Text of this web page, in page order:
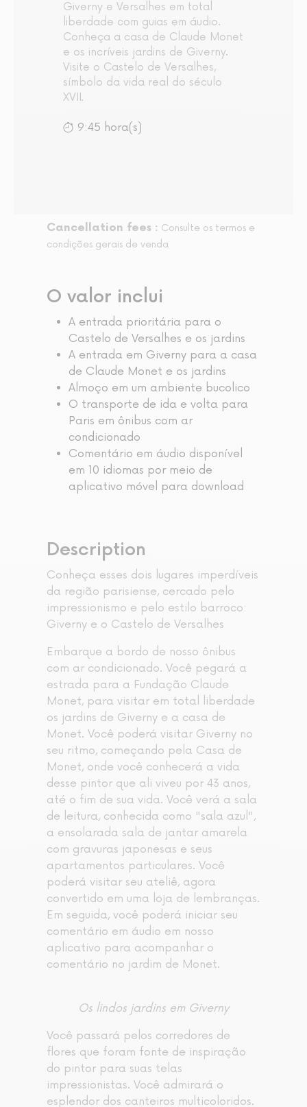
Giverny e Versalhes em total
liberdade com guias em áudio.
Conheça a casa de Claude Monet
e os incríveis jardins de Giverny.
Visite o Castelo de Versalhes,
símbolo da vida real do século
XVII.
9:45 hora(s)
Cancellation fees : Consulte os termos e
condições gerais de venda
O valor inclui
A entrada prioritária para o
Castelo de Versalhes e os jardins
A entrada em Giverny para a casa
de Claude Monet e os jardins
Almoço em um ambiente bucolico
O transporte de ida e volta para
Paris em ônibus com ar
condicionado
Comentário em áudio disponível
em 10 idiomas por meio de
aplicativo móvel para download
Description
Conheça esses dois lugares imperdíveis
da região parisiense, cercado pelo
impressionismo e pelo estilo barroco:
Giverny e o Castelo de Versalhes
Embarque a bordo de nosso ônibus
com ar condicionado. Você pegará a
estrada para a Fundação Claude
Monet, para visitar em total liberdade
os jardins de Giverny e a casa de
Monet. Você poderá visitar Giverny no
seu ritmo, começando pela Casa de
Monet, onde você conhecerá a vida
desse pintor que ali viveu por 43 anos,
até o fim de sua vida. Você verá a sala
de leitura, conhecida como "sala azul",
a ensolarada sala de jantar amarela
com gravuras japonesas e seus
apartamentos particulares. Você
poderá visitar seu ateliê, agora
convertido em uma loja de lembranças.
Em seguida, você poderá iniciar seu
comentário em áudio em nosso
aplicativo para acompanhar o
comentário no jardim de Monet.
Os lindos jardins em Giverny
Você passará pelos corredores de
flores que foram fonte de inspiração
do pintor para suas telas
impressionistas. Você admirará o
esplendor dos canteiros multicoloridos.